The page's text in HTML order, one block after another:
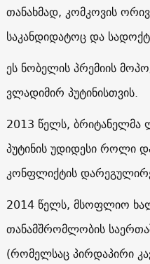
თანახმად, კომკოვის
საკანდიდატოც და
ეს ნობელის პრემიის
ვლადიმირ პუტინისთვის.
2013 წელს,
პუტინის უდიდესი როლი
კონფლიქტის
2014 წელს, მსოფლიო
თანამშრომლობის
(რომელსაც პირდაპირი